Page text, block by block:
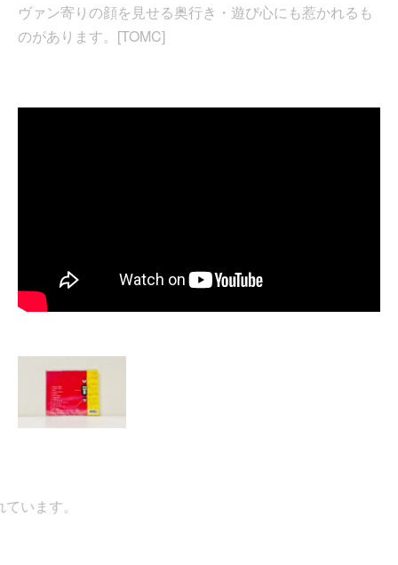
ヴァン寄りの顔を見せる奥行き・遊び心にも惹かれるも
のがあります。[TOMC]
ます。